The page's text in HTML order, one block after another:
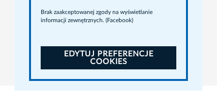
Brak zaakceptowanej zgody na wyświetlanie
informacji zewnętrznych. (Facebook)
EDYTUJ PREFERENCJE
COOKIES